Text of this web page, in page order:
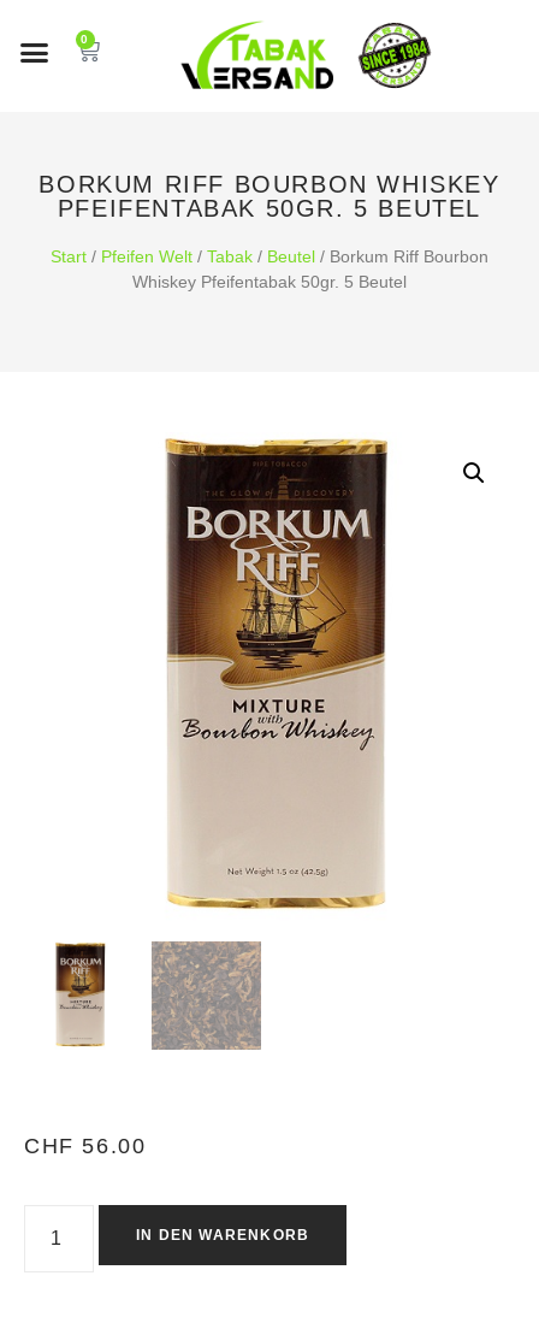
0
BORKUM RIFF BOURBON WHISKEY
PFEIFENTABAK 50GR. 5 BEUTEL
Start / Pfeifen Welt / Tabak / Beutel / Borkum Riff Bourbon
Whiskey Pfeifentabak 50gr. 5 Beutel
CHF 56.00
IN DEN WARENKORB